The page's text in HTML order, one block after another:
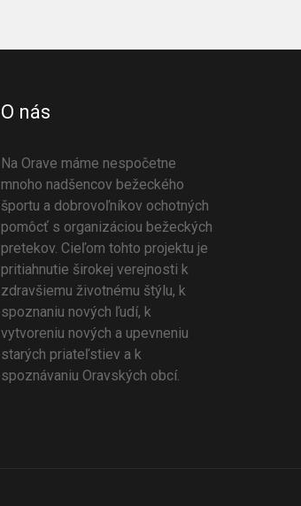
O nás
Na Orave máme nespočetne
mnoho nadšencov bežeckého
športu a dobrovoľníkov ochotných
pomôcť s organizáciou bežeckých
pretekov. Cieľom tohto projektu je
pritiahnutie širokej verejnosti k
zdravšiemu životnému štýlu, k
spoznaniu nových ľudí, k
vytvoreniu nových a upevneniu
starých priateľstiev a k
spoznávaniu Oravských obcí.